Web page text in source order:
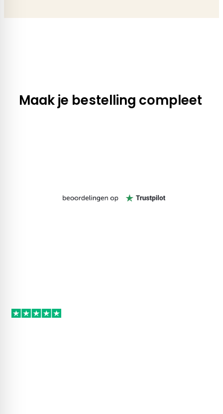
Maak je bestelling compleet